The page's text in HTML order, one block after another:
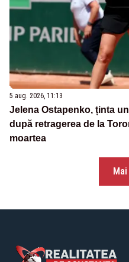
5 aug. 2026, 11:13
Jelena Ostapenko, ținta
după retragerea de la
moartea